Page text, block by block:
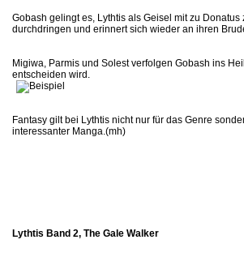
Gobash gelingt es, Lythtis als Geisel mit zu
durchdringen und erinnert sich wieder an ihren
Migiwa, Parmis und Solest verfolgen Gobash ins
entscheiden wird.
Fantasy gilt bei Lythtis nicht nur für das Genre
interessanter Manga.(mh)
Lythtis Band 2, The Gale Walker